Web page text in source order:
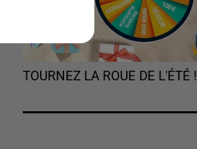
TOURNEZ LA ROUE DE L'ÉTÉ !